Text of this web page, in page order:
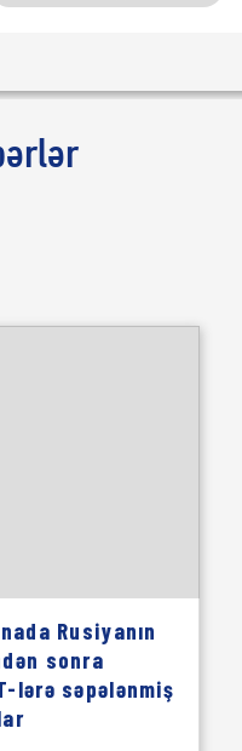
Rusiyanın
sonra
lərə səpələnmiş